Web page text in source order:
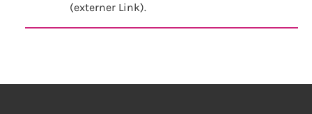
(externer Link).